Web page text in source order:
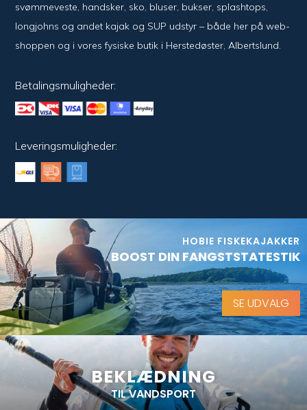
svømme­veste, hand­sker, sko, bluser, bukser, splash­tops,
long­johns og andet kajak og SUP udstyr – både her på web­
shoppen og i vores fysiske butik i Her­sted­øster, Alberts­lund.
Betalingsmuligheder:
Leveringsmuligheder:
HOBIE FISKEKAJAKKER
BOOST DIN FANGSTSTATESTIK
SE UDVALG
BEKLÆDNING
TIL VANDSPORT